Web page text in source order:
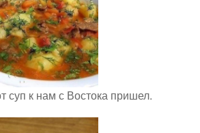
суп к нам с Востока пришел.